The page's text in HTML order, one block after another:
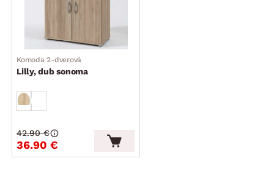
Komoda 2-dverová
Lilly, dub sonoma
36.90 €
42.90 €